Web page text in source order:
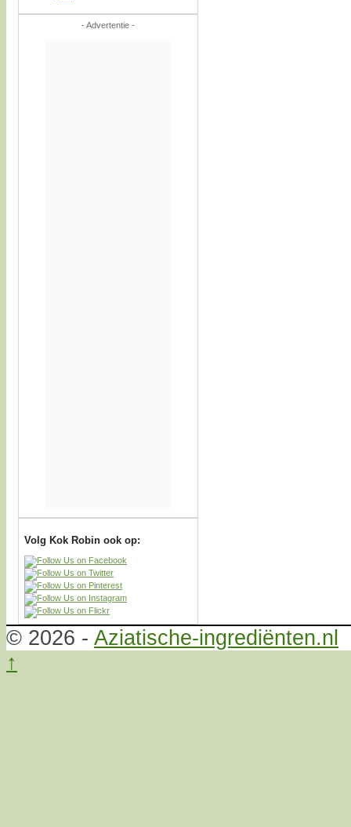
- Advertentie -
Volg Kok Robin ook op:
© 2026 - Aziatische-ingrediënten.nl
↑